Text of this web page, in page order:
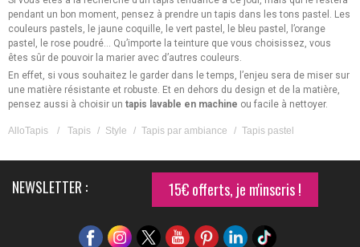
pendant un bon moment, pensez à prendre un tapis dans les tons pastel. Les
couleurs pastels, le jaune coquille, le vert pastel, le bleu pastel, l’orange
pastel, le rose poudré… Qu’importe la teinture que vous choisissez, vous
êtes sûr de pouvoir la marier avec d’autres couleurs.
En effet, si vous souhaitez le garder dans le temps, l’enjeu sera de miser sur
une matière résistante et robuste. Et en dehors du design et de la matière,
pensez aussi à choisir un tapis lavable en machine ou facile à nettoyer.
AlloTapis / Tapis / Style / Tapis par ambiance / Tapis pastel
NEWSLETTER : 15€ offerts, je m'inscris !